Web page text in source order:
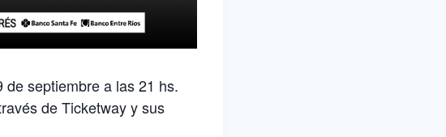
septiembre a las 21 hs.
de Ticketway y sus